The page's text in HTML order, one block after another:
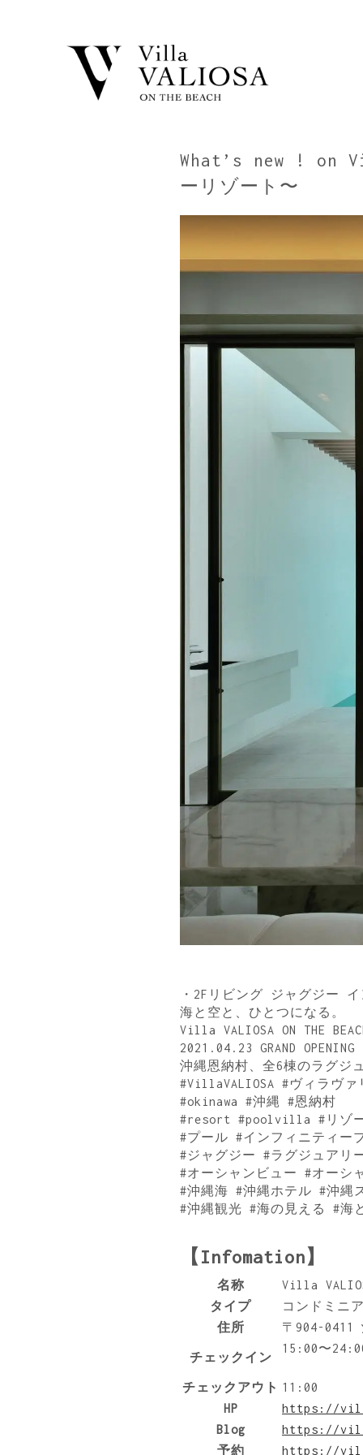
What’s new ! on
ーリゾート〜
・2Fリビング ジャグジー
海と空と、ひとつになる。
Villa VALIOSA ON THE
2021.04.23 GRAND OPENING
沖縄恩納村、全6棟のラグジ
#VillaVALIOSA #ヴィラヴァ
#okinawa #沖縄 #恩納村
#resort #poolvilla #リゾー
#プール #インフィニティー
#ジャグジー #ラグジュアリ
#オーシャンビュー #オーシ
#沖縄海 #沖縄ホテル #沖縄
#沖縄観光 #海の見える #海
【Infomation】
名称
Villa
タイプ
コンドミニ
住所
〒904-0411
チェックイン
15:00〜
チェックアウト 11:00
HP
https://
Blog
https://
予約
https://